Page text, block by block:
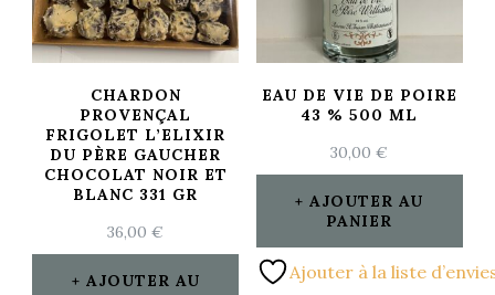
CHARDON
PROVENÇAL
FRIGOLET L’ELIXIR
DU PÈRE GAUCHER
CHOCOLAT NOIR ET
BLANC 331 GR
36,00€
AJOUTER AU
EAU DE VIE DE POIRE
43 % 500 ML
30,00€
AJOUTER AU
PANIER
Ajouter à la liste